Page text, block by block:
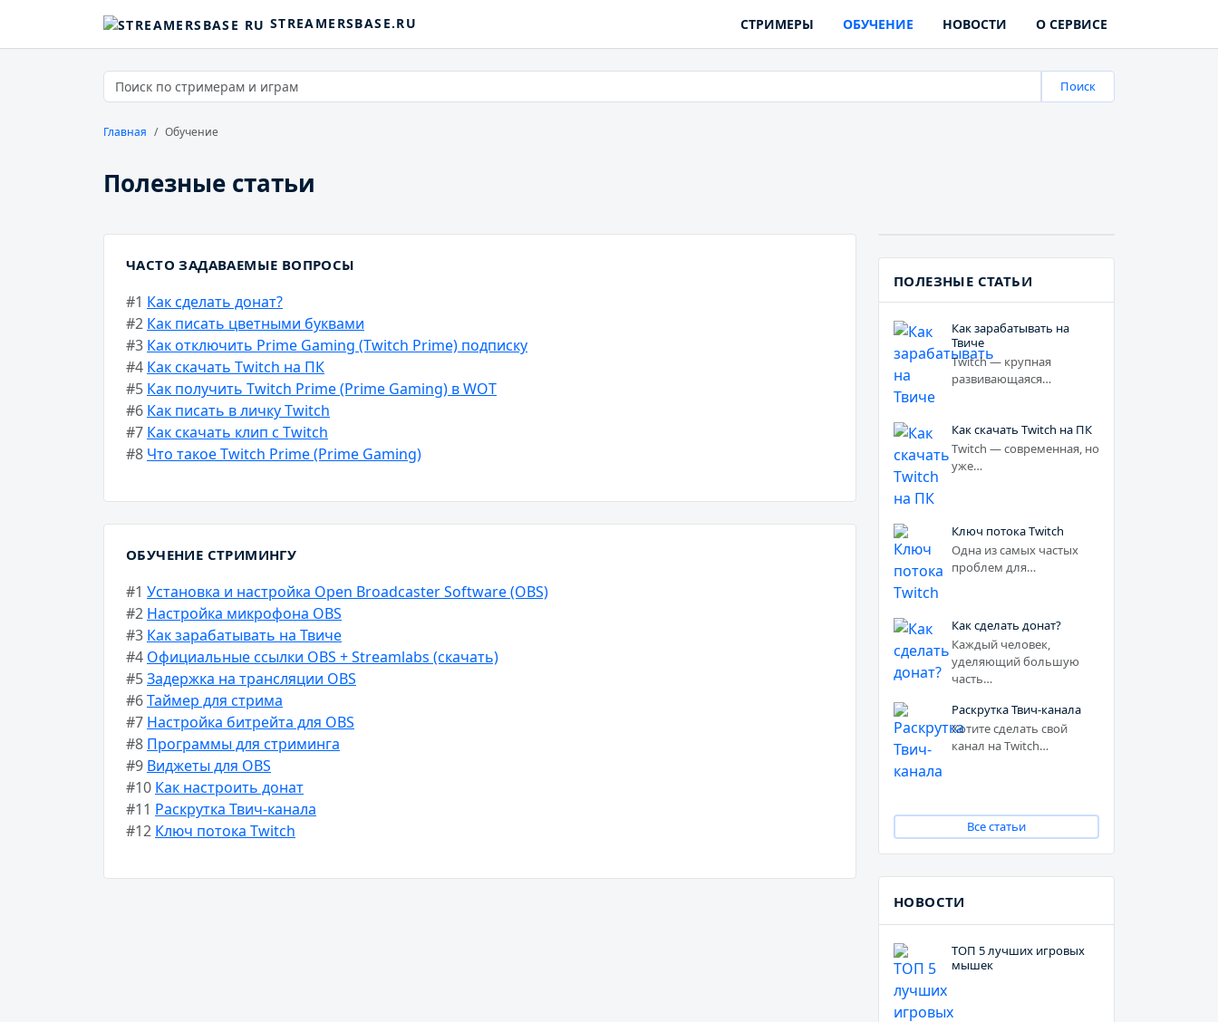
STREAMERSBASE.RU СТРИМЕРЫ ОБУЧЕНИЕ НОВОСТИ О СЕРВИСЕ
Поиск
Главная Обучение
Полезные статьи
ЧАСТО ЗАДАВАЕМЫЕ ВОПРОСЫ
#1 Как сделать донат?
#2 Как писать цветными буквами
#3 Как отключить Prime Gaming (Twitch Prime) подписку
#4 Как скачать Twitch на ПК
#5 Как получить Twitch Prime (Prime Gaming) в WOT
#6 Как писать в личку Twitch
#7 Как скачать клип с Twitch
#8 Что такое Twitch Prime (Prime Gaming)
ОБУЧЕНИЕ СТРИМИНГУ
#1 Установка и настройка Open Broadcaster Software (OBS)
#2 Настройка микрофона OBS
#3 Как зарабатывать на Твиче
#4 Официальные ссылки OBS + Streamlabs (скачать)
#5Задержка на трансляции OBS
#6Таймер для стрима
#7 Настройка битрейта для OBS
#8 Программы для стриминга
#9 Виджеты для OBS
#10 Как настроить донат
#11 Раскрутка Твич-канала
#12 Ключ потока Twitch
ПОЛЕЗНЫЕ СТАТЬИ
Как зарабатывать на
Твиче
Twitch — крупная
развивающаяся…
Как скачать Twitch на ПК
Twitch — современная, но
уже…
Ключ потока Twitch
Одна из самых частых
проблем для…
Как сделать донат?
Каждый человек,
уделяющий большую
часть…
Раскрутка Твич-канала
Хотите сделать свой
канал на Twitch…
Все статьи
НОВОСТИ
ТОП 5 лучших игровых
мышек